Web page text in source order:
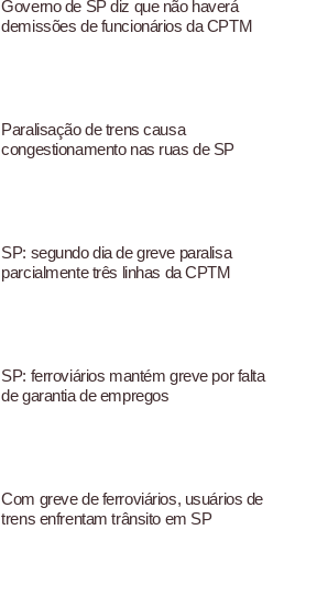
Governo de SP diz que não haverá
demissões de funcionários da CPTM
Paralisação de trens causa
congestionamento nas ruas de SP
SP: segundo dia de greve paralisa
parcialmente três linhas da CPTM
SP: ferroviários mantém greve por falta
de garantia de empregos
Com greve de ferroviários, usuários de
trens enfrentam trânsito em SP